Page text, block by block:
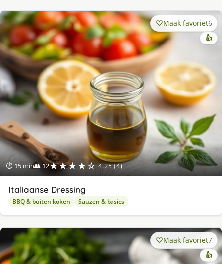
⏱ 15 min👥 12★★★★☆ 4.25 (4)
Maak favoriet6
👍
Italiaanse Dressing
BBQ & buiten koken Sauzen & basics
Maak favoriet7
👍